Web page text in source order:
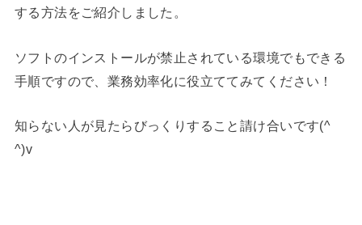
する方法をご紹介しました。
ソフトのインストールが禁止されている環境でもできる
手順ですので、業務効率化に役立ててみてください！
知らない人が見たらびっくりすること請け合いです(^
^)v